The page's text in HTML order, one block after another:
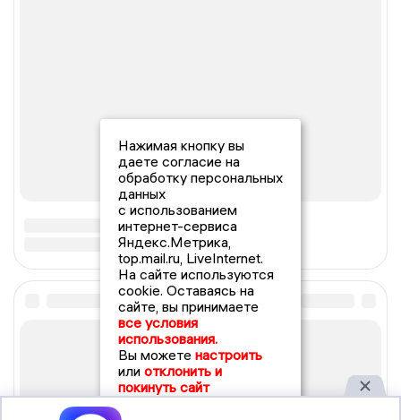
Нажимая кнопку вы
даете согласие на
обработку персональных
данных
с использованием
интернет-сервиса
Яндекс.Метрика,
top.mail.ru, LiveInternet.
На сайте используются
cookie. Оставаясь на
сайте, вы принимаете
все условия
использования.
Вы можете настроить
или отклонить и
покинуть сайт